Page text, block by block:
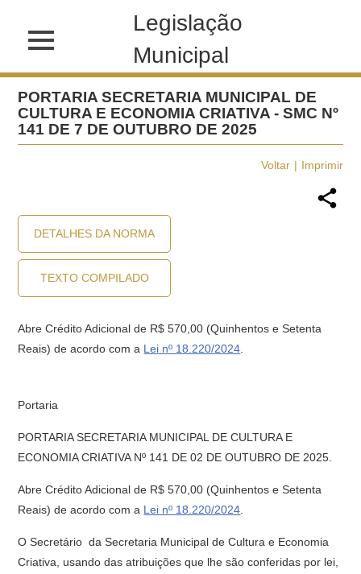
Legislação
Municipal
PORTARIA SECRETARIA MUNICIPAL DE
CULTURA E ECONOMIA CRIATIVA - SMC Nº
141 DE 7 DE OUTUBRO DE 2025
Voltar Imprimir
DETALHES DA NORMA
TEXTO COMPILADO
Abre Crédito Adicional de R$ 570,00 (Quinhentos e Setenta
Reais) de acordo com a Lei nº 18.220/2024
Portaria
PORTARIA SECRETARIA MUNICIPAL DE CULTURA E
ECONOMIA CRIATIVA Nº 141 DE 02 DE OUTUBRO DE 2025.
Abre Crédito Adicional de R$ 570,00 (Quinhentos e Setenta
Reais) de acordo com a Lei nº 18.220/2024
O Secretário da Secretaria Municipal de Cultura e Economia
Criativa, usando das atribuições que lhe são conferidas por lei,